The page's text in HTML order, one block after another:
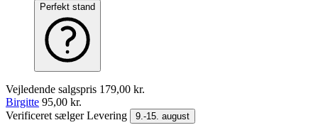
Perfekt stand
Vejledende salgspris 179,00 kr.
Birgitte 95,00 kr.
Verificeret sælgerLevering 9.-15. august